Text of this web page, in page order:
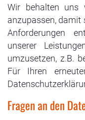
Wir behalten uns
anzupassen, damit
Anforderungen
unserer
umzusetzen, z.B.
Für Ihren
Fragen an den